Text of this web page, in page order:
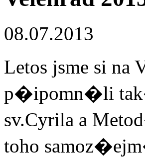
08.07.2013
Letos jsme si
p�ipomn�li
sv.Cyrila a
toho